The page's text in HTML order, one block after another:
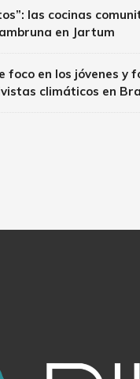
las cocinas
en Jartum
foco en los jóvenes y
climáticos en